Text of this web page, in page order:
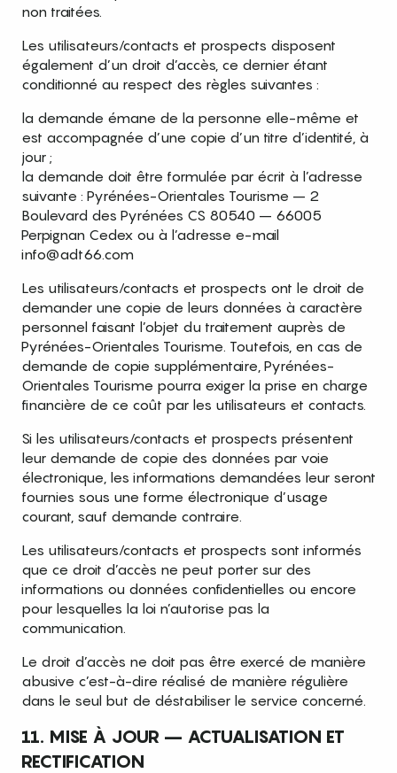
non traitées.
Les utilisateurs/contacts et prospects disposent
également d’un droit d’accès, ce dernier étant
conditionné au respect des règles suivantes :
la demande émane de la personne elle-même et
est accompagnée d’une copie d’un titre d’identité, à
jour ;
la demande doit être formulée par écrit à l’adresse
suivante : Pyrénées-Orientales Tourisme – 2
Boulevard des Pyrénées CS 80540 – 66005
Perpignan Cedex ou à l’adresse e-mail
info@adt66.com
Les utilisateurs/contacts et prospects ont le droit de
demander une copie de leurs données à caractère
personnel faisant l’objet du traitement auprès de
Pyrénées-Orientales Tourisme. Toutefois, en cas de
demande de copie supplémentaire, Pyrénées-
Orientales Tourisme pourra exiger la prise en charge
financière de ce coût par les utilisateurs et contacts.
Si les utilisateurs/contacts et prospects présentent
leur demande de copie des données par voie
électronique, les informations demandées leur seront
fournies sous une forme électronique d’usage
courant, sauf demande contraire.
Les utilisateurs/contacts et prospects sont informés
que ce droit d’accès ne peut porter sur des
informations ou données confidentielles ou encore
pour lesquelles la loi n’autorise pas la
communication.
Le droit d’accès ne doit pas être exercé de manière
abusive c’est-à-dire réalisé de manière régulière
dans le seul but de déstabiliser le service concerné.
11. MISE À JOUR – ACTUALISATION ET
RECTIFICATION